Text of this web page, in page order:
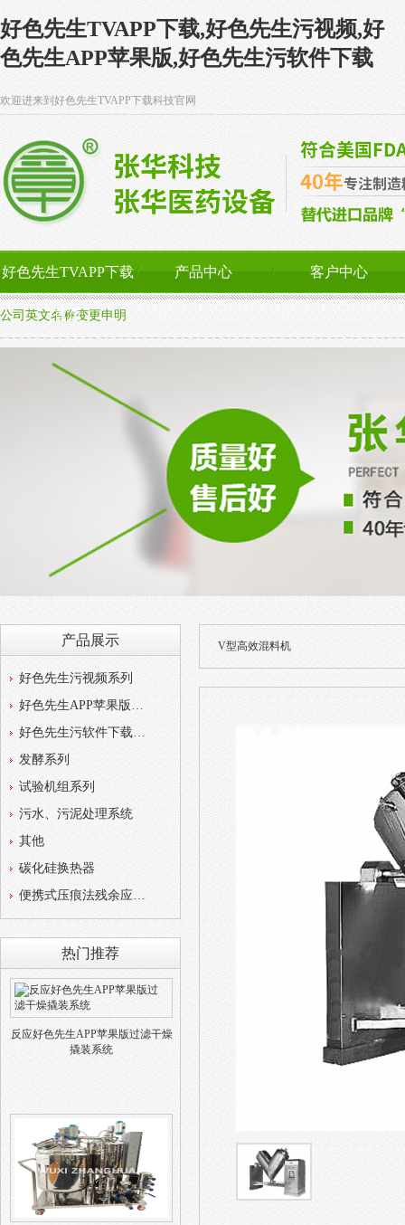
好色先生TVAPP下载,好色先生污视频,好
色先生APP苹果版,好色先生污软件下载
欢迎进来到好色先生TVAPP下载科技官网
好色先生TVAPP下载
首页
产品中心 客户中心
公司英文名称变更申明
产品展示
好色先生污视频系列
好色先生APP苹果版系列
好色先生污软件下载系列
发酵系列
试验机组系列
污水、污泥处理系统
其他
碳化硅换热器
便携式压痕法残余应力测试仪
热门推荐
反应好色先生APP苹果版过滤干燥
撬装系统
V型高效混料机